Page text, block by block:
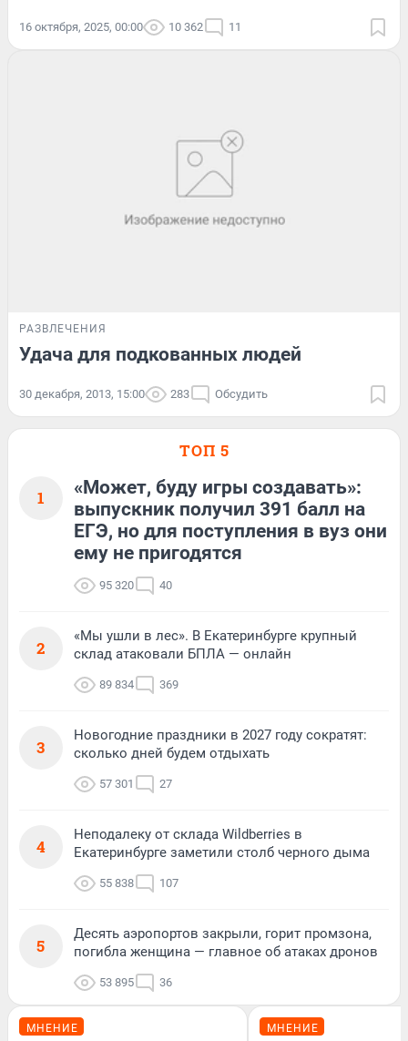
16 октября, 2025, 00:00 10 362 11
РАЗВЛЕЧЕНИЯ
Удача для подкованных людей
30 декабря, 2013, 15:00 283 Обсудить
ТОП 5
1
«Может, буду игры создавать»:
выпускник получил 391 балл на
ЕГЭ, но для поступления в вуз они
ему не пригодятся
95 320 40
2
«Мы ушли в лес». В Екатеринбурге крупный
склад атаковали БПЛА — онлайн
89 834 369
3
Новогодние праздники в 2027 году сократят:
сколько дней будем отдыхать
57 301 27
4
Неподалеку от склада Wildberries в
Екатеринбурге заметили столб черного дыма
55 838 107
5
Десять аэропортов закрыли, горит промзона,
погибла женщина — главное об атаках дронов
53 895 36
МНЕНИЕ МНЕНИЕ